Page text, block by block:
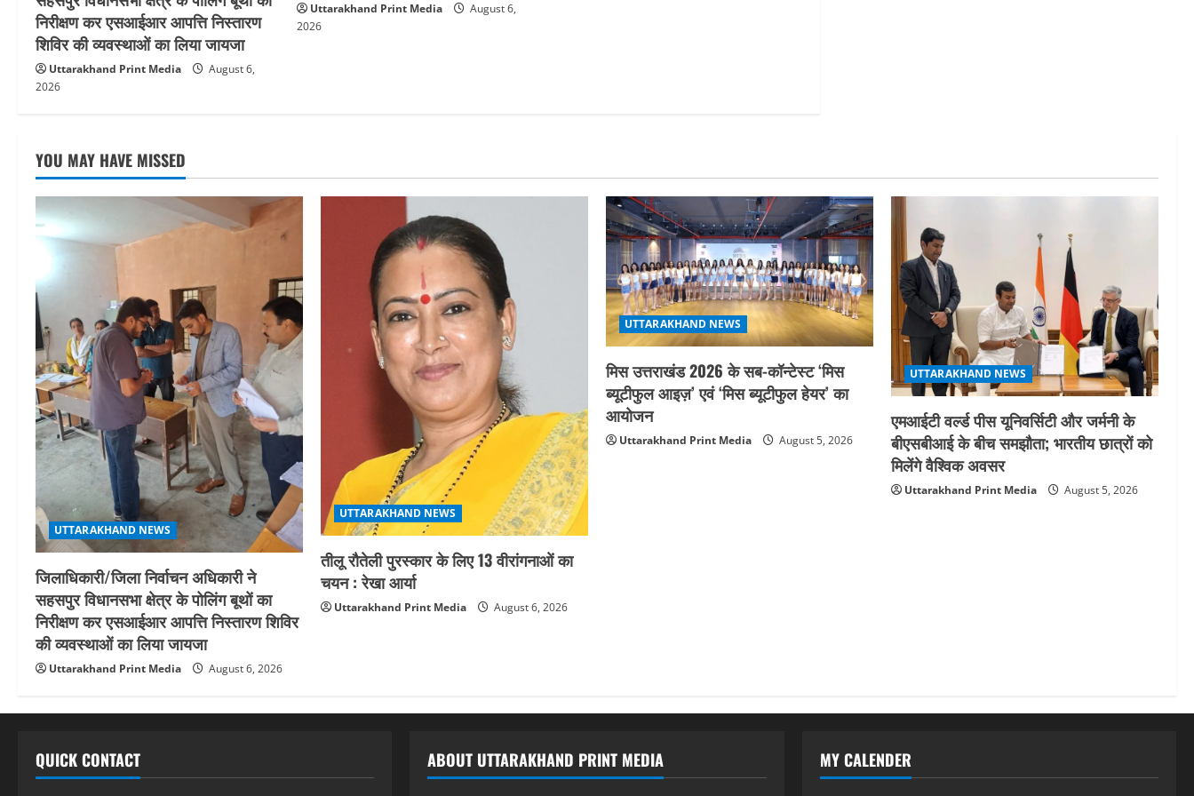
निरीक्षण कर एसआईआर आपत्ति निस्तारण
शिविर की व्यवस्थाओं का लिया जायजा
Uttarakhand Print Media
August 6,
2026
Uttarakhand Print Media
August 6,
2026
YOU MAY HAVE MISSED
UTTARAKHAND NEWS
जिलाधिकारी/जिला निर्वाचन अधिकारी ने
सहसपुर विधानसभा क्षेत्र के पोलिंग बूथों का
निरीक्षण कर एसआईआर आपत्ति निस्तारण शिविर
की व्यवस्थाओं का लिया जायजा
Uttarakhand Print Media August 6, 2026
UTTARAKHAND NEWS
तीलू रौतेली पुरस्कार के लिए 13 वीरांगनाओं का
चयन : रेखा आर्या
Uttarakhand Print Media August 6, 2026
UTTARAKHAND NEWS
मिस उत्तराखंड 2026 के सब-कॉन्टेस्ट ‘मिस
ब्यूटीफुल आइज़’ एवं ‘मिस ब्यूटीफुल हेयर’ का
आयोजन
Uttarakhand Print Media August 5, 2026
UTTARAKHAND NEWS
एमआईटी वर्ल्ड पीस यूनिवर्सिटी और जर्मनी के
बीएसबीआई के बीच समझौता; भारतीय छात्रों को
मिलेंगे वैश्विक अवसर
Uttarakhand Print Media August 5, 2026
QUICK CONTACT ABOUT UTTARAKHAND PRINT MEDIA MY CALENDER